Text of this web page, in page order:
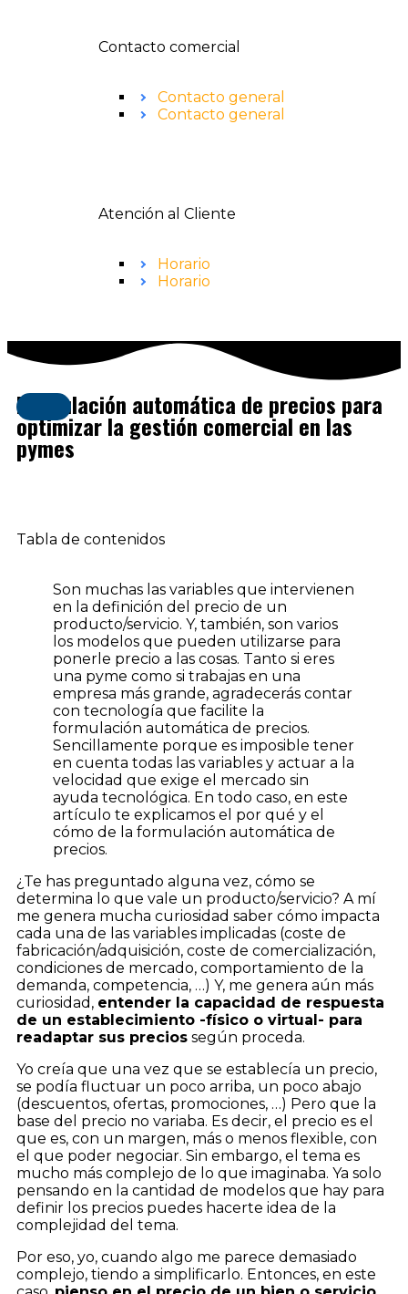
Contacto comercial
Contacto general
Contacto general
Atención al Cliente
Horario
Horario
Formulación automática de precios para
optimizar la gestión comercial en las
pymes
Tabla de contenidos
Son muchas las variables que intervienen
en la definición del precio de un
producto/servicio. Y, también, son varios
los modelos que pueden utilizarse para
ponerle precio a las cosas. Tanto si eres
una pyme como si trabajas en una
empresa más grande, agradecerás contar
con tecnología que facilite la
formulación automática de precios.
Sencillamente porque es imposible tener
en cuenta todas las variables y actuar a la
velocidad que exige el mercado sin
ayuda tecnológica. En todo caso, en este
artículo te explicamos el por qué y el
cómo de la formulación automática de
precios.
¿Te has preguntado alguna vez, cómo se
determina lo que vale un producto/servicio? A mí
me genera mucha curiosidad saber cómo impacta
cada una de las variables implicadas (coste de
fabricación/adquisición, coste de comercialización,
condiciones de mercado, comportamiento de la
demanda, competencia, …) Y, me genera aún más
curiosidad, entender la capacidad de respuesta
de un establecimiento -físico o virtual- para
readaptar sus precios según proceda.
Yo creía que una vez que se establecía un precio,
se podía fluctuar un poco arriba, un poco abajo
(descuentos, ofertas, promociones, …) Pero que la
base del precio no variaba. Es decir, el precio es el
que es, con un margen, más o menos flexible, con
el que poder negociar. Sin embargo, el tema es
mucho más complejo de lo que imaginaba. Ya solo
pensando en la cantidad de modelos que hay para
definir los precios puedes hacerte idea de la
complejidad del tema.
Por eso, yo, cuando algo me parece demasiado
complejo, tiendo a simplificarlo. Entonces, en este